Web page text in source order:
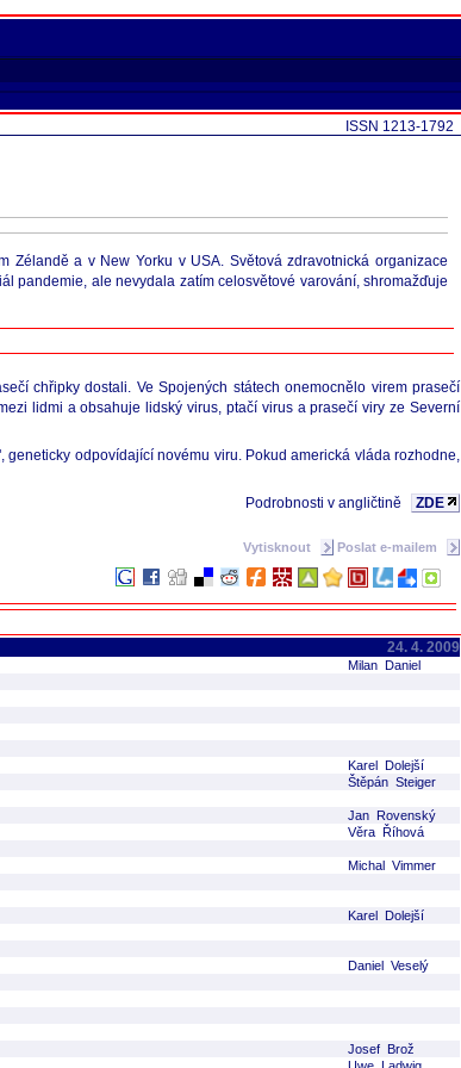
ISSN 1213-1792
a v New Yorku v USA. Světová zdravotnická organizace
pandemie, ale nevydala zatím celosvětové varování, shromažďuje
chřipky dostali. Ve Spojených státech onemocnělo virem prasečí
lidmi a obsahuje lidský virus, ptačí virus a prasečí viry ze Severní
odpovídající novému viru. Pokud americká vláda rozhodne,
Podrobnosti v angličtině
ZDE
Vytisknout Poslat e-mailem
24. 4. 2009
Milan Daniel
Karel Dolejší
Štěpán Steiger
Jan Rovenský
Věra Říhová
Michal Vimmer
Karel Dolejší
Daniel Veselý
Josef Brož